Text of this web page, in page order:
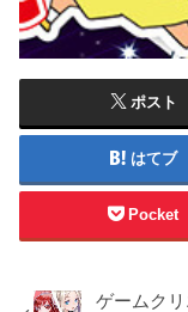
ポスト
はてブ
Pocket
ゲームク